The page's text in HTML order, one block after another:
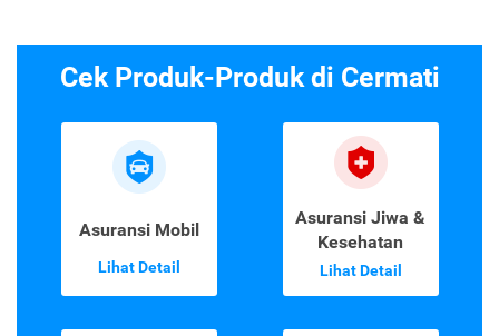
Cek Produk-Produk di Cermati
Asuransi Mobil
Lihat Detail
Asuransi Jiwa &
Kesehatan
Lihat Detail